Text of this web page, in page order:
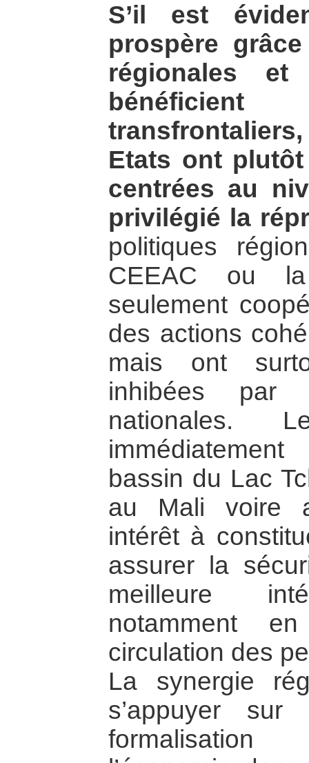
S’il est
prospère
régionales
Etats ont
centrées au
privilégié la
politiques
CEEAC ou
seulement
des actions
mais ont
inhibées par
nationales.
bassin du Lac
au Mali voire
intérêt à
assurer la
meilleure
notamment
circulation des
La synergie
s’appuyer sur